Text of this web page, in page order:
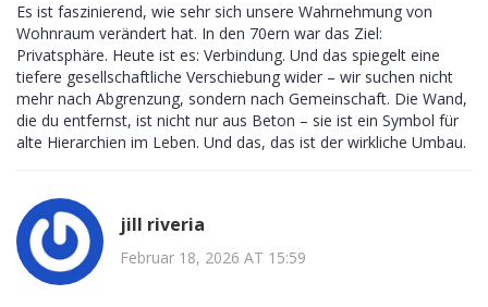
Es ist faszinierend, wie sehr sich unsere Wahrnehmung von
Wohnraum verändert hat. In den 70ern war das Ziel:
Privatsphäre. Heute ist es: Verbindung. Und das spiegelt eine
tiefere gesellschaftliche Verschiebung wider – wir suchen nicht
mehr nach Abgrenzung, sondern nach Gemeinschaft. Die Wand,
die du entfernst, ist nicht nur aus Beton – sie ist ein Symbol für
alte Hierarchien im Leben. Und das, das ist der wirkliche Umbau.
jill riveria
Februar 18, 2026 AT 15:59